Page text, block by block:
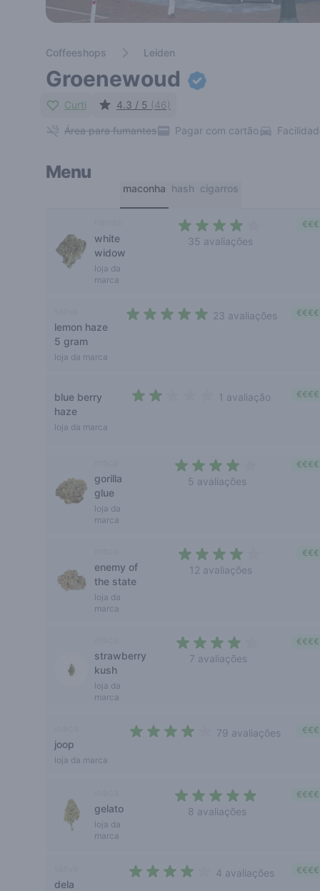
Coffeeshops Leiden
Groenewoud
Curti 4.3 / 5 (46)
Área para fumantes Pagar com cartão
Menu
maconha hash cigarros
white
widow
loja da
marca
35 avaliações
€€€
lemon haze
5 gram
loja da marca
23 avaliações €€€€
blue berry
haze
loja da marca
1 avaliação €€€€
gorilla
glue
loja da
marca
5 avaliações
€€€€
enemy of
the state
loja da
marca
12 avaliações
€€€
strawberry
kush
loja da
marca
7 avaliações
€€€€
joop
loja da marca
79 avaliações €€€
gelato
loja da
marca
8 avaliações
€€€€
dela
4 avaliações €€€€